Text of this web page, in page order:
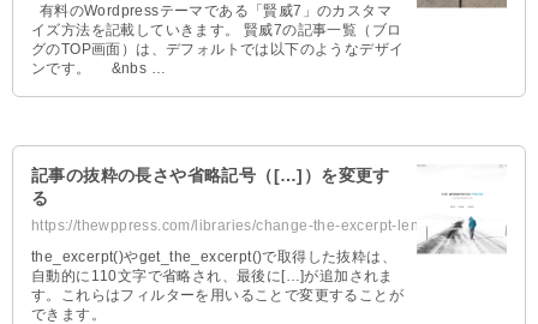
有料のWordpressテーマである「賢威7」のカスタマ
イズ方法を記載していきます。 賢威7の記事一覧（ブロ
グのTOP画面）は、デフォルトでは以下のようなデザイ
ンです。 &nbs …
記事の抜粋の長さや省略記号（[…]）を変更す
る
the_excerpt()やget_the_excerpt()で取得した抜粋は、
自動的に110文字で省略され、最後に[…]が追加されま
す。これらはフィルターを用いることで変更することが
できます。